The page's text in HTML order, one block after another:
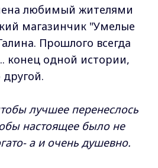
любимый жителями
магазинчик "Умелые
Прошлого всегда
конец одной истории,
другой.
лучшее перенеслось
настоящее было не
а и очень душевно.